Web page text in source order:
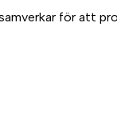
för att